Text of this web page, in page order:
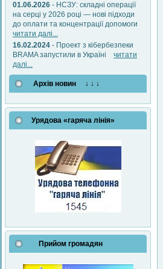
01.06.2026 - НСЗУ: складні операції
на серці у 2026 році — нові підходи
до оплати та концентрації допомоги
читати далі...
16.02.2024 - Проект з кібербезпеки
BRAMA запустили в Україні читати
далі...
Архів новин ↓ ↓ ↓
Урядова «гаряча лінія»
Прийом громадян